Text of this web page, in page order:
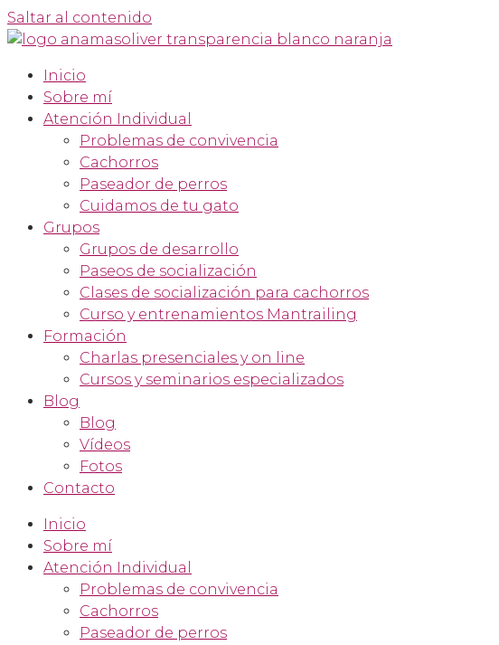
Saltar al contenido
Inicio
Sobre mí
Atención Individual
Problemas de convivencia
Cachorros
Paseador de perros
Cuidamos de tu gato
Grupos
Grupos de desarrollo
Paseos de socialización
Clases de socialización para cachorros
Curso y entrenamientos Mantrailing
Formación
Charlas presenciales y on line
Cursos y seminarios especializados
Blog
Blog
Vídeos
Fotos
Contacto
Inicio
Sobre mí
Atención Individual
Problemas de convivencia
Cachorros
Paseador de perros